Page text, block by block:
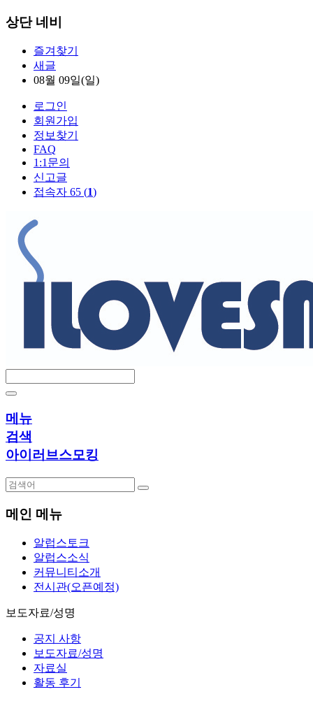
상단 네비
즐겨찾기
새글
08월 09일(일)
로그인
회원가입
정보찾기
FAQ
1:1문의
신고글
접속자 65 (1)
메뉴
검색
아이러브스모킹
메인 메뉴
알럽스토크
알럽스소식
커뮤니티소개
전시관(오픈예정)
보도자료/성명
공지 사항
보도자료/성명
자료실
활동 후기